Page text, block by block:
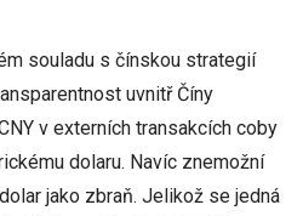
souladu s čínskou strategií
uvnitř Číny
v externích transakcích coby
dolaru. Navíc znemožní
jako zbraň. Jelikož se jedná